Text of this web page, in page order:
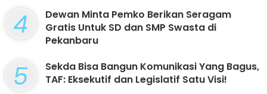
4
Dewan Minta Pemko Berikan Seragam
Gratis Untuk SD dan SMP Swasta di
Pekanbaru
5
Sekda Bisa Bangun Komunikasi Yang Bagus,
TAF: Eksekutif dan Legislatif Satu Visi!